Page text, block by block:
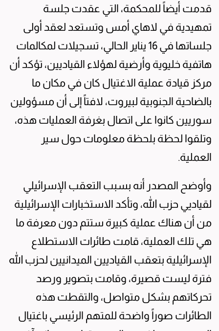
قدمت أيضاً للمحكمة، التي عقدت جلسة
تمهيدية في لاهاي أمس وتستعد لعقد أولى
جلساتها في 16 يناير الحالي، تسجيلات لمكالمات
هاتفية خليوية وأرضية لهؤلاء القياديين، تؤكد أن
مركز قيادة عملية الاغتيال كان في مكان ما
بالضاحية الجنوبية لبيروت، لافتاً إلى أن مسؤولين
سوريين كانوا على اتصال بغرفة العمليات هذه،
وتلقوا لحظة بلحظة معلومات حول سير
العملية.
وأوضح المصدر أنه بسبب التعقب الإسرائيلي
لقياديي حزب الله، وتأكد الاستخبارات الإسرائيلية
من أن هناك عملية كبيرة ستتم دون معرفة ما
هي تلك العملية، قامت طائرات الاستطلاع
الإسرائيلية بتعقب القياديين الميدانيين لحزب الله
فترة ليست قصيرة، وقامت بتصوير ورصد
تحركاتهم بشكل متواصل، والتقطت هذه
الطائرات صوراً واضحة للمتهم الرئيسي باغتيال